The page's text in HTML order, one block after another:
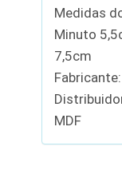
Medidas
Minuto
7,5cm
MDF